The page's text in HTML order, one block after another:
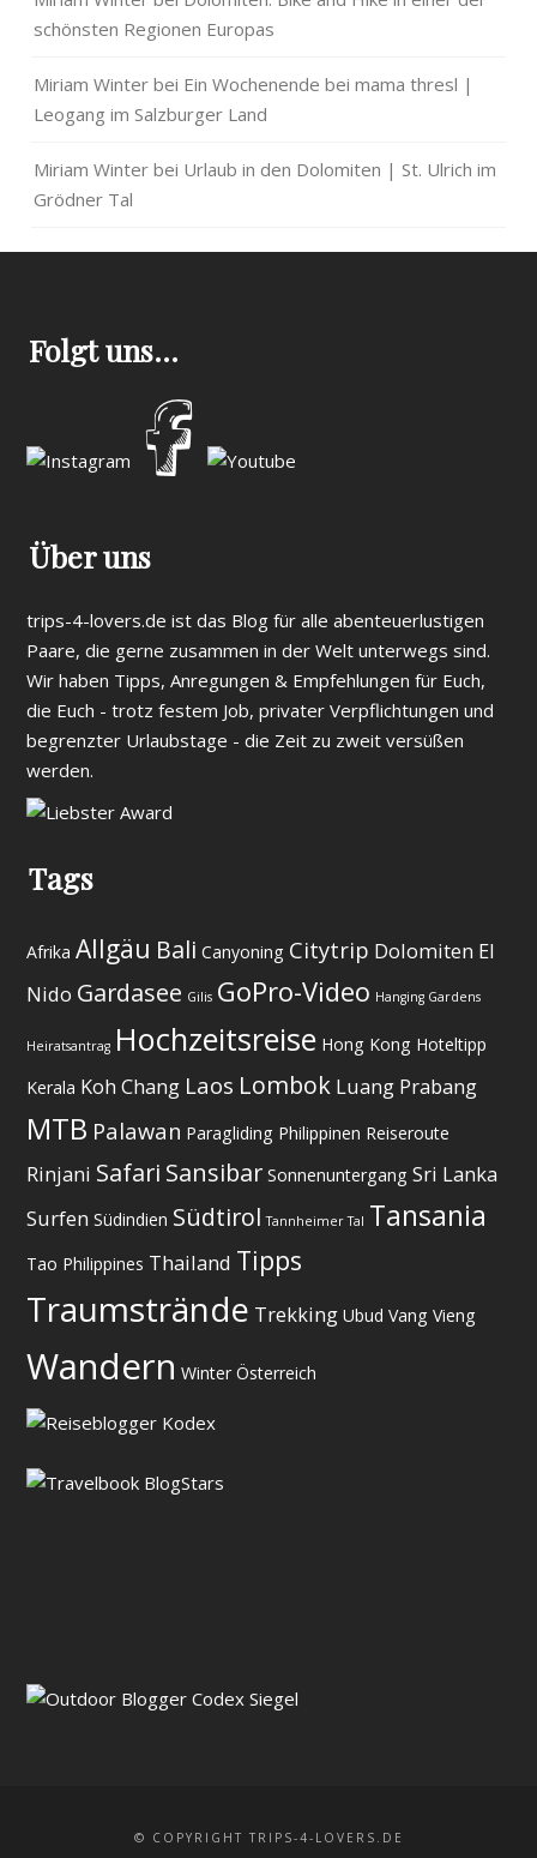
schönsten Regionen Europas
Miriam Winter bei Ein Wochenende bei mama thresl |
Leogang im Salzburger Land
Miriam Winter bei Urlaub in den Dolomiten | St. Ulrich im
Grödner Tal
Folgt uns…
Über uns
trips-4-lovers.de ist das Blog für alle abenteuerlustigen
Paare, die gerne zusammen in der Welt unterwegs sind.
Wir haben Tipps, Anregungen & Empfehlungen für Euch,
die Euch - trotz festem Job, privater Verpflichtungen und
begrenzter Urlaubstage - die Zeit zu zweit versüßen
werden.
Tags
Afrika Allgäu Bali Canyoning Citytrip Dolomiten El
Nido Gardasee Gilis GoPro-Video Hanging Gardens
Heiratsantrag Hochzeitsreise Hong Kong Hoteltipp
Kerala Koh Chang Laos Lombok Luang Prabang
MTB Palawan Paragliding Philippinen Reiseroute
Rinjani Safari Sansibar Sonnenuntergang Sri Lanka
Surfen Südindien Südtirol Tannheimer Tal Tansania
Tao Philippines Thailand Tipps
Traumstrände Trekking Ubud Vang Vieng
Wandern Winter Österreich
© COPYRIGHT TRIPS-4-LOVERS.DE